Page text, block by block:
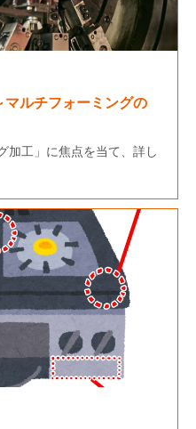
ルチフォーミングの
加工」に焦点を当て、詳し